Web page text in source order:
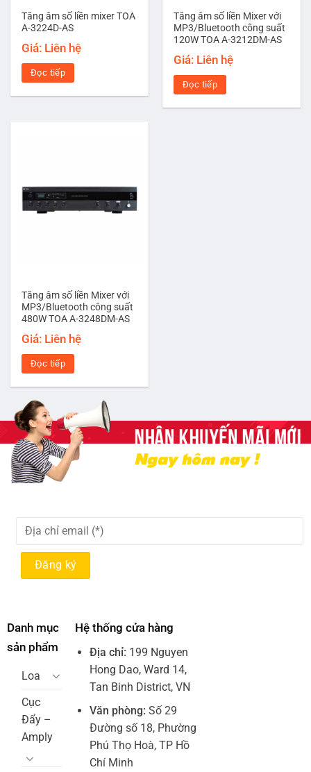
Tăng âm số liền mixer TOA
A-3224D-AS
Giá: Liên hệ
Đọc tiếp
Tăng âm số liền Mixer với
MP3/Bluetooth công suất
120W TOA A-3212DM-AS
Giá: Liên hệ
Đọc tiếp
Tăng âm số liền Mixer với
MP3/Bluetooth công suất
480W TOA A-3248DM-AS
Giá: Liên hệ
Đọc tiếp
Danh mục
sản phẩm
Loa
Cục
Đẩy –
Amply
Hệ thống cửa hàng
Địa chỉ: 199 Nguyen
Hong Dao, Ward 14,
Tan Binh District, VN
Văn phòng: Số 29
Đường số 18, Phường
Phú Thọ Hoà, TP Hồ
Chí Minh